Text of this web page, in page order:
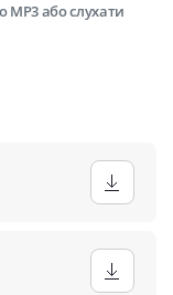
MP3 або слухати